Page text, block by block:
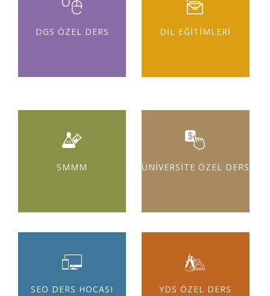
DGS ÖZEL DERS DİL EĞİTİMLERİ
SMMM ÜNİVERSİTE ÖZEL DERS
SEO DERS HOCASI YDS ÖZEL DERS